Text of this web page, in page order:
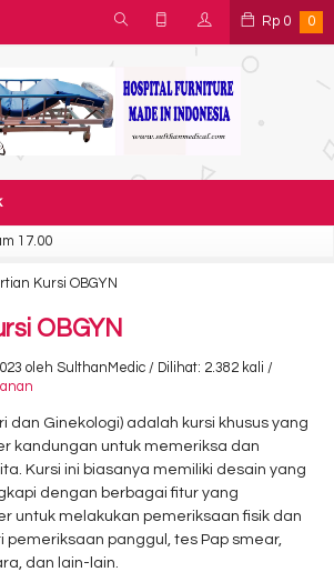
Rp 0 0
17.00
Kursi OBGYN
OBGYN
oleh SulthanMedic / Dilihat: 2.382 kali /
dan Ginekologi) adalah kursi khusus yang
kandungan untuk memeriksa dan
Kursi ini biasanya memiliki desain yang
dengan berbagai fitur yang
untuk melakukan pemeriksaan fisik dan
pemeriksaan panggul, tes Pap smear,
dan lain-lain.